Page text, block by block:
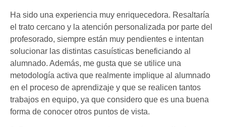
Ha sido una experiencia muy enriquecedora. Resaltaría
el trato cercano y la atención personalizada por parte del
profesorado, siempre están muy pendientes e intentan
solucionar las distintas casuísticas beneficiando al
alumnado. Además, me gusta que se utilice una
metodología activa que realmente implique al alumnado
en el proceso de aprendizaje y que se realicen tantos
trabajos en equipo, ya que considero que es una buena
forma de conocer otros puntos de vista.